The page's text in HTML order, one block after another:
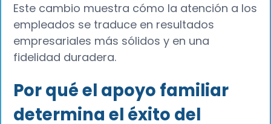
Este cambio muestra cómo la atención a los
empleados se traduce en resultados
empresariales más sólidos y en una
fidelidad duradera.
Por qué el apoyo familiar
determina el éxito del